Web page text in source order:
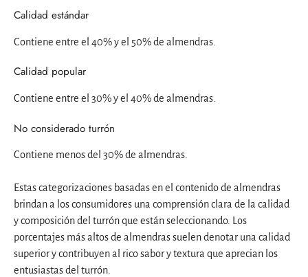
Calidad estándar
Contiene entre el 40% y el 50% de almendras.
Calidad popular
Contiene entre el 30% y el 40% de almendras.
No considerado turrón
Contiene menos del 30% de almendras.
Estas categorizaciones basadas en el contenido de almendras
brindan a los consumidores una comprensión clara de la calidad
y composición del turrón que están seleccionando. Los
porcentajes más altos de almendras suelen denotar una calidad
superior y contribuyen al rico sabor y textura que aprecian los
entusiastas del turrón.